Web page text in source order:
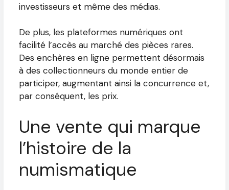
investisseurs et même des médias.
De plus, les plateformes numériques ont
facilité l’accès au marché des pièces rares.
Des enchères en ligne permettent désormais
à des collectionneurs du monde entier de
participer, augmentant ainsi la concurrence et,
par conséquent, les prix.
Une vente qui marque
l’histoire de la
numismatique